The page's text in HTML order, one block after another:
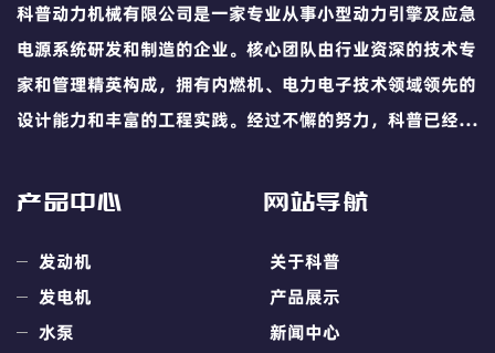
科普动力机械有限公司是一家专业从事小型动力引擎及应急
电源系统研发和制造的企业。核心团队由行业资深的技术专
家和管理精英构成，拥有内燃机、电力电子技术领域领先的
设计能力和丰富的工程实践。经过不懈的努力，科普已经发
商。
产品中心
发动机
发电机
水泵
网站导航
关于科普
产品展示
新闻中心